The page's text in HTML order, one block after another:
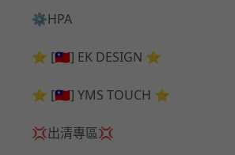
🆙 升級 ⧸ 部件
🔄 原廠 ⧸ 零件
🆙 升級 ⧸ 部件
⚙️HPA
⭐ [🇹🇼] EK DESIGN ⭐
⭐ [🇹🇼] YMS TOUCH ⭐
💢出清專區💢